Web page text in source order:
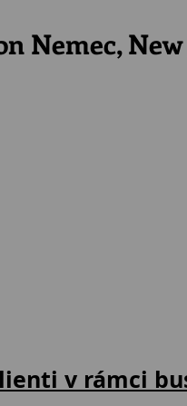
Nemec,
v rámci